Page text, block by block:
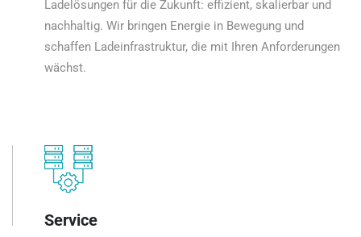
Ladelösungen für die Zukunft: effizient, skalierbar und
nachhaltig. Wir bringen Energie in Bewegung und
schaffen Ladeinfrastruktur, die mit Ihren Anforderungen
wächst.
Service